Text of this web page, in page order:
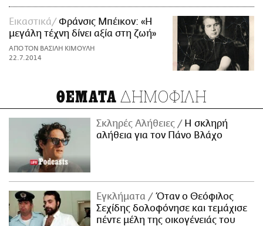
Εικαστικά
Φράνσις Μπέικον: «Η
μεγάλη τέχνη δίνει αξία στη ζωή»
ΑΠΟ ΤΟΝ ΒΑΣΙΛΗ ΚΙΜΟΥΛΗ
22.7.2014
ΘΕΜΑΤΑ ΔΗΜΟΦΙΛΗ
Σκληρές Αλήθειες
H σκληρή
αλήθεια για τον Πάνο Βλάχο
Εγκλήματα
Όταν ο Θεόφιλος
Σεχίδης δολοφόνησε και τεμάχισε
πέντε μέλη της οικογένειάς του